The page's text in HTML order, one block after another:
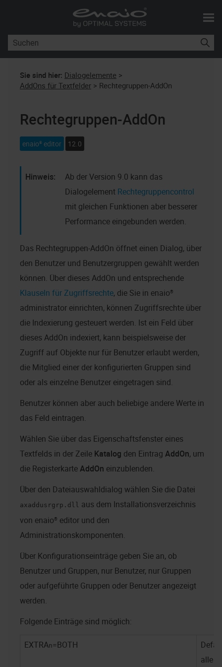
Zu Hauptinhalt springen
Sie sind hier: Dialogelemente >
AddOns für Textfelder > Rechtegruppen-AddOn
Rechtegruppen-AddOn
enaio® editor 12.0
Ab der Version 9.0 kann das
Dialogelement Rechtegruppencontrol
mit gleichen Funktionen aber besserer
Performance eingebunden werden.
Das Rechtegruppen-AddOn öffnet einen Dialog, über
den Benutzer und Benutzergruppen gewählt werden
können. Über dieses AddOn und entsprechende
Klauseln für Zugriffsrechte, die Sie in enaio®
administrator einrichten, können Zugriffsrechte über
die Indexierung gesteuert werden. Ist ein Feld über
dieses AddOn indexiert, kann beispielsweise der
Zugriff auf Objekte nur für Benutzer erlaubt werden,
die Mitglied einer der konfigurierten Gruppen sind
oder als einzelne Benutzer eingetragen sind.
Benutzer können aber auch beliebige andere Werte in
das Feld eintragen.
Wählen Sie über das Eigenschaftsfenster eines
Textfelds in der Zeile Katalog den Eintrag AddOn, um
die RegisterkarteAddOn einzublenden.
Über den Dateiauswahldialog wählen Sie die Datei
axaddusrgrp.dll aus dem Installationsverzeichnis
von enaio® editor und den
Administrationskomponenten.
Über Konfigurationseinträge geben Sie an, ob
Benutzer und Gruppen, nur Benutzer, nur Gruppen
oder aufgeführte Gruppen oder Benutzer angezeigt
werden.
Folgende Einträge sind möglich:
EXTRAn=BOTH
alle